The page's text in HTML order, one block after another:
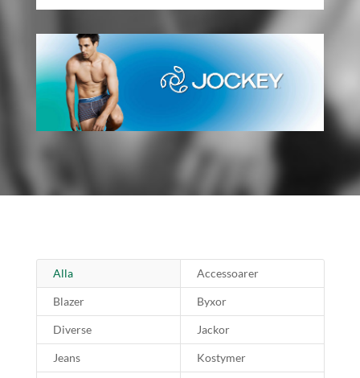
Alla Accessoarer
Blazer Byxor
Diverse Jackor
Jeans Kostymer